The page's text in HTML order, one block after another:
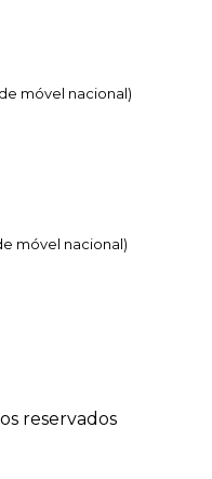
móvel nacional)
móvel nacional)
reservados